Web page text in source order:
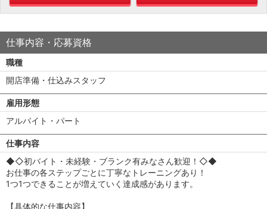
仕事内容・応募資格
職種
開店準備・仕込みスタッフ
雇用形態
アルバイト・パート
仕事内容
◆◇初バイト・未経験・ブランク有みなさん歓迎！◇◆
お仕事の各ステップごとに丁寧なトレーニングあり！
1つ1つできることが増えていく達成感があります。
【具体的な仕事内容】